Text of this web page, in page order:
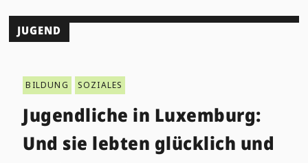
JUGEND
BILDUNG SOZIALES
Jugendliche in Luxemburg:
Und sie lebten glücklich und